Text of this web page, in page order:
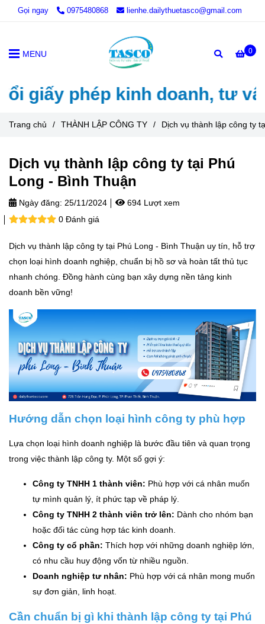
Gọi ngay 0975480868 lienhe.dailythuetasco@gmail.com
0
MENU
kinh doanh, tư vấn
Trang chủ / THÀNH LẬP CÔNG TY / Dịch vụ thành lập công ty
Dịch vụ thành lập công ty tại Phú
Long - Bình Thuận
Ngày đăng: 25/11/2024
694 Lượt xem
0 Đánh giá
Dịch vụ thành lập công ty tại Phú Long - Bình Thuận uy tín, hỗ trợ
chọn loại hình doanh nghiệp, chuẩn bị hồ sơ và hoàn tất thủ tục
nhanh chóng. Đồng hành cùng bạn xây dựng nền tảng kinh
doanh bền vững!
Hướng dẫn chọn loại hình công ty phù hợp
Lựa chọn loại hình doanh nghiệp là bước đầu tiên và quan trọng
trong việc thành lập công ty. Một số gợi ý:
Công ty TNHH 1 thành viên: Phù hợp với cá nhân muốn
tự mình quản lý, ít phức tạp về pháp lý.
Công ty TNHH 2 thành viên trở lên: Dành cho nhóm bạn
hoặc đối tác cùng hợp tác kinh doanh.
Công ty cổ phần: Thích hợp với những doanh nghiệp lớn,
có nhu cầu huy động vốn từ nhiều nguồn.
Doanh nghiệp tư nhân: Phù hợp với cá nhân mong muốn
sự đơn giản, linh hoạt.
Cần chuẩn bị gì khi thành lập công ty tại Phú